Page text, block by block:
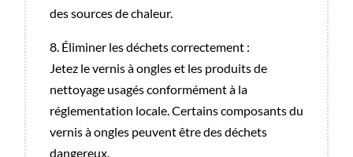
des sources de chaleur.
8. Éliminer les déchets correctement :
Jetez le vernis à ongles et les produits de
nettoyage usagés conformément à la
réglementation locale. Certains composants du
vernis à ongles peuvent être des déchets
dangereux.